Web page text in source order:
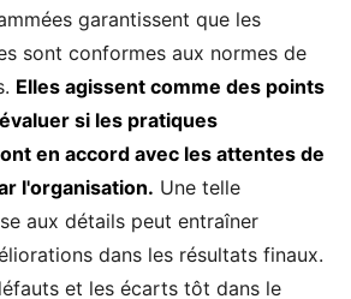
garantissent que les
sont conformes aux normes de
Elles agissent comme des points
si les pratiques
en accord avec les attentes de
l'organisation. Une telle
aux détails peut entraîner
dans les résultats finaux.
et les écarts tôt dans le